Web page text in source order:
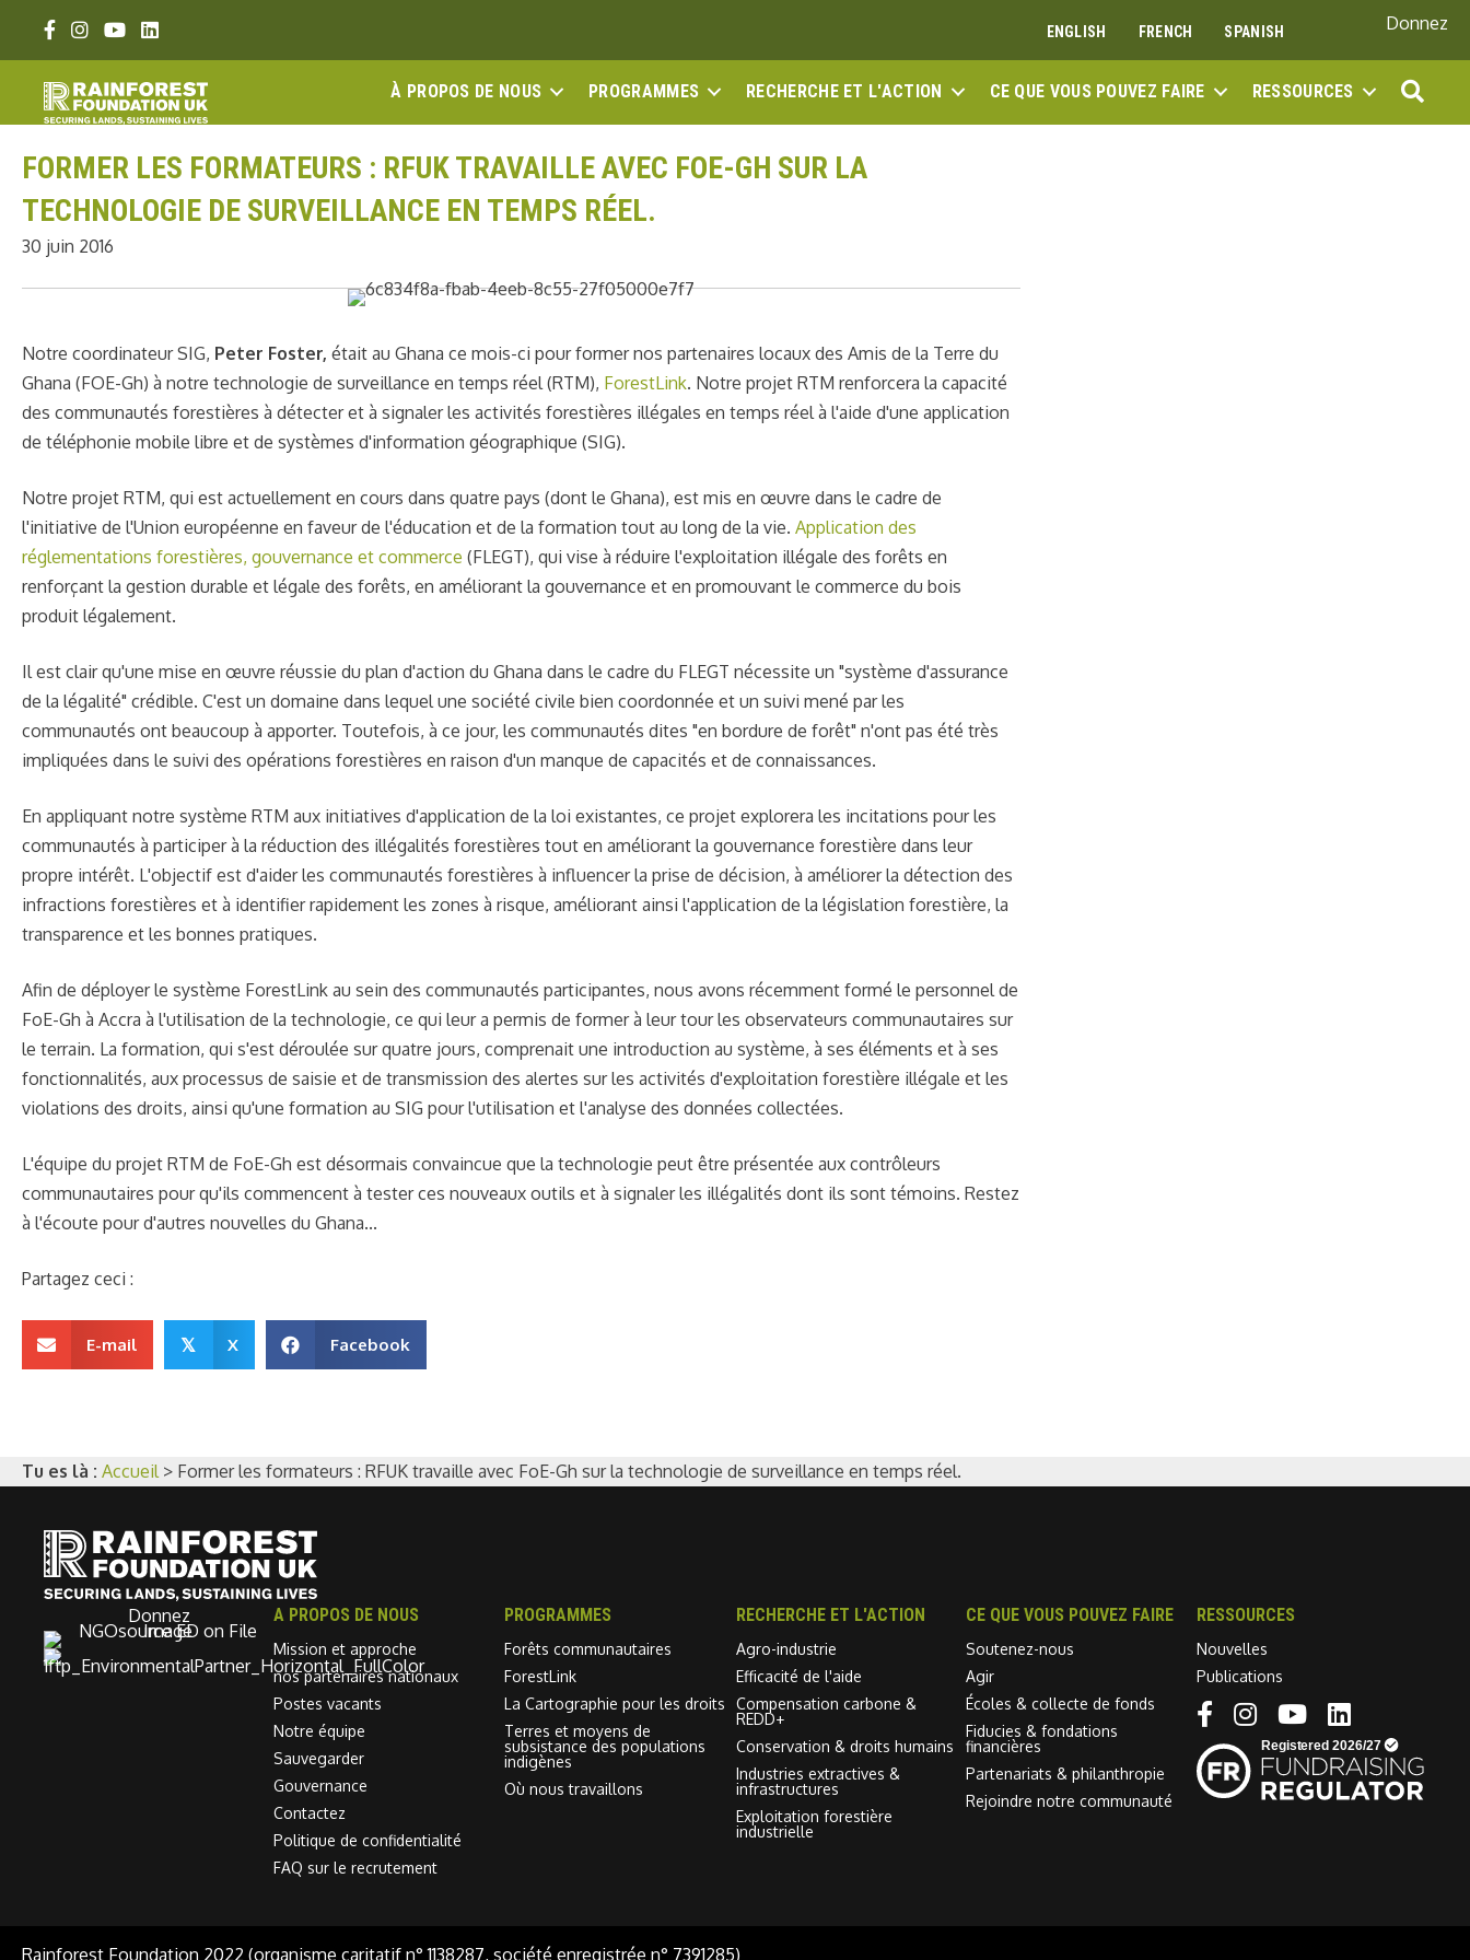
Lien Facebook
Lien Instagram
Lien Youtube
Linkedin link ENGLISH FRENCH SPANISH Donnez
À PROPOS DE NOUS PROGRAMMES RECHERCHE ET L'ACTION CE QUE VOUS POUVEZ FAIRE RESSOURCES
FORMER LES FORMATEURS : RFUK TRAVAILLE AVEC FOE-GH SUR LA
TECHNOLOGIE DE SURVEILLANCE EN TEMPS RÉEL.
30 juin 2016
Notre coordinateur SIG, Peter Foster, était au Ghana ce mois-ci pour former nos partenaires locaux des Amis de la Terre du
Ghana (FOE-Gh) à notre technologie de surveillance en temps réel (RTM), ForestLink. Notre projet RTM renforcera la capacité
des communautés forestières à détecter et à signaler les activités forestières illégales en temps réel à l'aide d'une application
de téléphonie mobile libre et de systèmes d'information géographique (SIG).
Notre projet RTM, qui est actuellement en cours dans quatre pays (dont le Ghana), est mis en œuvre dans le cadre de
l'initiative de l'Union européenne en faveur de l'éducation et de la formation tout au long de la vie. Application des
réglementations forestières, gouvernance et commerce (FLEGT), qui vise à réduire l'exploitation illégale des forêts en
renforçant la gestion durable et légale des forêts, en améliorant la gouvernance et en promouvant le commerce du bois
produit légalement.
Il est clair qu'une mise en œuvre réussie du plan d'action du Ghana dans le cadre du FLEGT nécessite un "système d'assurance
de la légalité" crédible. C'est un domaine dans lequel une société civile bien coordonnée et un suivi mené par les
communautés ont beaucoup à apporter. Toutefois, à ce jour, les communautés dites "en bordure de forêt" n'ont pas été très
impliquées dans le suivi des opérations forestières en raison d'un manque de capacités et de connaissances.
En appliquant notre système RTM aux initiatives d'application de la loi existantes, ce projet explorera les incitations pour les
communautés à participer à la réduction des illégalités forestières tout en améliorant la gouvernance forestière dans leur
propre intérêt. L'objectif est d'aider les communautés forestières à influencer la prise de décision, à améliorer la détection des
infractions forestières et à identifier rapidement les zones à risque, améliorant ainsi l'application de la législation forestière, la
transparence et les bonnes pratiques.
Afin de déployer le système ForestLink au sein des communautés participantes, nous avons récemment formé le personnel de
FoE-Gh à Accra à l'utilisation de la technologie, ce qui leur a permis de former à leur tour les observateurs communautaires sur
le terrain. La formation, qui s'est déroulée sur quatre jours, comprenait une introduction au système, à ses éléments et à ses
fonctionnalités, aux processus de saisie et de transmission des alertes sur les activités d'exploitation forestière illégale et les
violations des droits, ainsi qu'une formation au SIG pour l'utilisation et l'analyse des données collectées.
L'équipe du projet RTM de FoE-Gh est désormais convaincue que la technologie peut être présentée aux contrôleurs
communautaires pour qu'ils commencent à tester ces nouveaux outils et à signaler les illégalités dont ils sont témoins. Restez
à l'écoute pour d'autres nouvelles du Ghana...
Partagez ceci :
E-mail 𝕏 X Facebook
Tu es là : Accueil > Former les formateurs : RFUK travaille avec FoE-Gh sur la technologie de surveillance en temps réel.
Donnez A PROPOS DE NOUS
Mission et approche
nos partenaires nationaux
Postes vacants
Notre équipe
Sauvegarder
Gouvernance
Contactez
Politique de confidentialité
FAQ sur le recrutement
PROGRAMMES
Forêts communautaires
ForestLink
La Cartographie pour les droits
Terres et moyens de
subsistance des populations
indigènes
Où nous travaillons
RECHERCHE ET L'ACTION
Agro-industrie
Efficacité de l'aide
Compensation carbone &
REDD+
Conservation & droits humains
Industries extractives &
infrastructures
Exploitation forestière
industrielle
CE QUE VOUS POUVEZ FAIRE
Soutenez-nous
Agir
Écoles & collecte de fonds
Fiducies & fondations
financières
Partenariats & philanthropie
Rejoindre notre communauté
RESSOURCES
Nouvelles
Publications
Linkedin link
Rainforest Foundation 2022 (organisme caritatif n° 1138287, société enregistrée n° 7391285)